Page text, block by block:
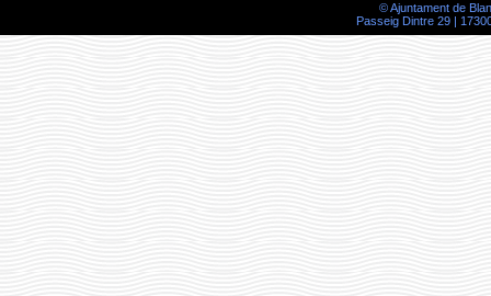
© Ajuntament de
Passeig Dintre 29 |